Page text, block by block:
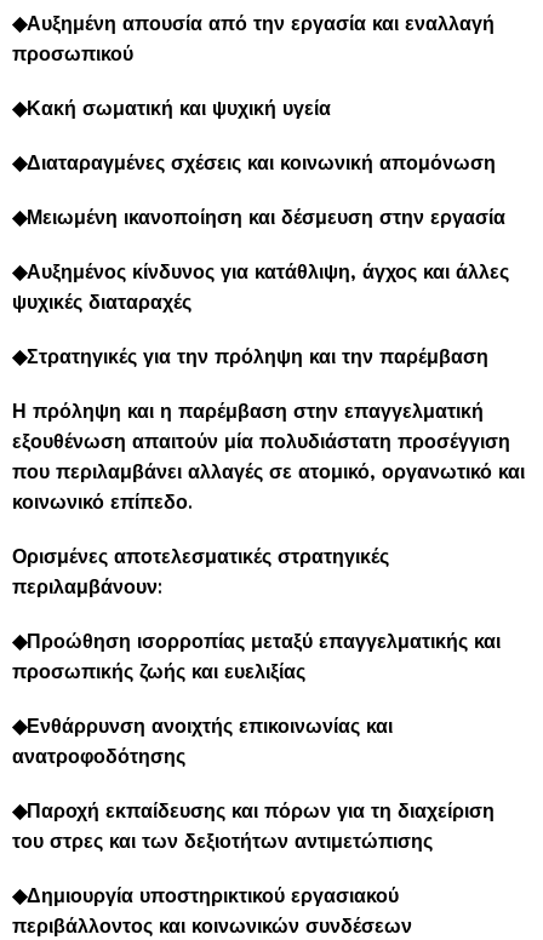
◆Αυξημένη απουσία από την εργασία και εναλλαγή
προσωπικού
◆Κακή σωματική και ψυχική υγεία
◆Διαταραγμένες σχέσεις και κοινωνική απομόνωση
◆Μειωμένη ικανοποίηση και δέσμευση στην εργασία
◆Αυξημένος κίνδυνος για κατάθλιψη, άγχος και άλλες
ψυχικές διαταραχές
◆Στρατηγικές για την πρόληψη και την παρέμβαση
Η πρόληψη και η παρέμβαση στην επαγγελματική
εξουθένωση απαιτούν μία πολυδιάστατη προσέγγιση
που περιλαμβάνει αλλαγές σε ατομικό, οργανωτικό και
κοινωνικό επίπεδο.
Ορισμένες αποτελεσματικές στρατηγικές
περιλαμβάνουν:
◆Προώθηση ισορροπίας μεταξύ επαγγελματικής και
προσωπικής ζωής και ευελιξίας
◆Ενθάρρυνση ανοιχτής επικοινωνίας και
ανατροφοδότησης
◆Παροχή εκπαίδευσης και πόρων για τη διαχείριση
του στρες και των δεξιοτήτων αντιμετώπισης
◆Δημιουργία υποστηρικτικού εργασιακού
περιβάλλοντος και κοινωνικών συνδέσεων